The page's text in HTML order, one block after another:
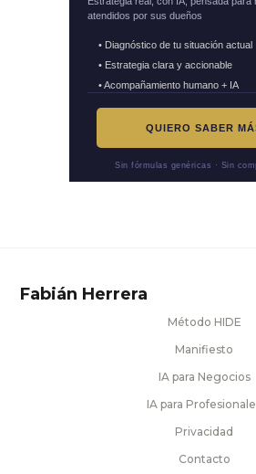
atendidos por sus dueños
• Diagnóstico de tu situación actual
• Estrategia clara y accionable
• Acompañamiento humano + IA
QUIERO SABER
Sin fórmulas genéricas · Sin
Fabián Herrera
Método HIDE
Manifiesto
IA para Negocios
IA para
Privacidad
Contacto